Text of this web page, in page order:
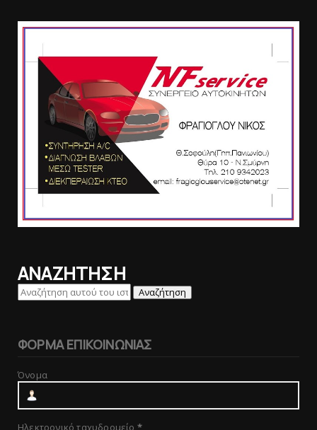
ΑΝΑΖΗΤΗΣΗ
ΦΟΡΜΑ ΕΠΙΚΟΙΝΩΝΙΑΣ
Όνομα
Ηλεκτρονικό ταχυδρομείο *